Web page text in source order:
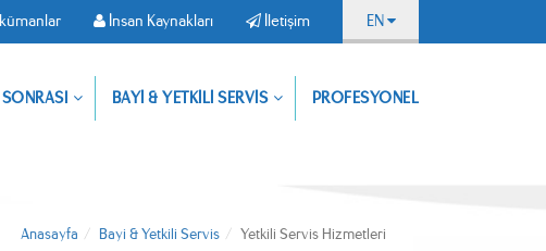
İnsan Kaynakları İletişim EN
BAYİ & YETKİLİ SERVİS PROFESYONEL
Anasayfa Bayi & Yetkili Servis Yetkili Servis Hizmetleri